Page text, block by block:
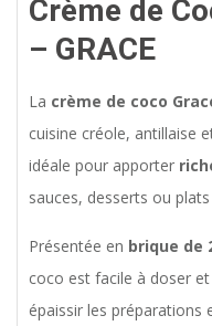
Crème de
– GRACE
La crème de coco
cuisine créole, antillaise
idéale pour apporter
sauces, desserts ou
Présentée en brique de
coco est facile à doser
épaissir les préparations